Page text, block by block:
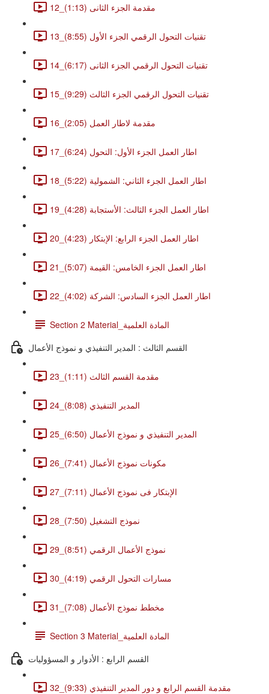
12_مقدمة الجزء الثانى (1:13)
13_تقنيات التحول الرقمي الجزء الأول (8:55)
14_تقنيات التحول الرقمي الجزء الثانى (6:17)
15_تقنيات التحول الرقمي الجزء الثالث (9:29)
16_مقدمة لاطار العمل (2:05)
17_اطار العمل الجزء الأول: التحول (6:24)
18_اطار العمل الجزء الثاني: الشمولية (5:22)
19_اطار العمل الجزء الثالث: الأستجابة (4:28)
20_اطار العمل الجزء الرابع: الإبتكار (4:23)
21_اطار العمل الجزء الخامس: القيمة (5:07)
22_اطار العمل الجزء السادس: الشركة (4:02)
Section 2 Material_المادة العلمية
القسم الثالث : المدير التنفيذي و نموذج الأعمال
23_مقدمة القسم الثالث (1:11)
24_المدير التنفيذي (8:08)
25_المدير التنفيذي و نموذج الأعمال (6:50)
26_مكونات نموذج الأعمال (7:41)
27_الإبتكار فى نموذج الأعمال (7:11)
28_نموذج التشغيل (7:50)
29_نموذج الأعمال الرقمي (8:51)
30_مسارات التحول الرقمي (4:19)
31_مخطط نموذج الأعمال (7:08)
Section 3 Material_المادة العلمية
القسم الرابع : الأدوار و المسؤوليات
32_مقدمة القسم الرابع و دور المدير التنفيذي (9:33)